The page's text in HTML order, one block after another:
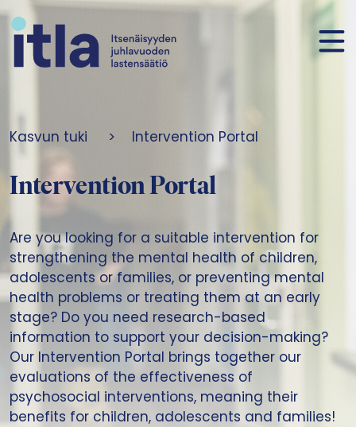
Skip to content
Kasvun tuki > Intervention Portal
Intervention Portal
Are you looking for a suitable intervention for
strengthening the mental health of children,
adolescents or families, or preventing mental
health problems or treating them at an early
stage? Do you need research-based
information to support your decision-making?
Our Intervention Portal brings together our
evaluations of the effectiveness of
psychosocial interventions, meaning their
benefits for children, adolescents and families!